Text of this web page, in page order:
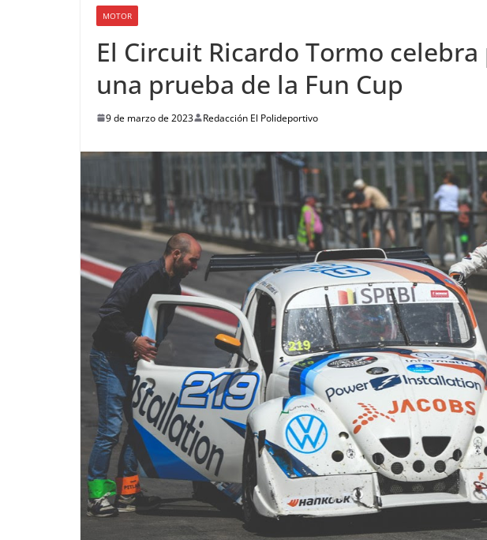
MOTOR
El Circuit Ricardo Tormo
una prueba de la Fun Cup
9 de marzo de 2023 Redacción El Polideportivo